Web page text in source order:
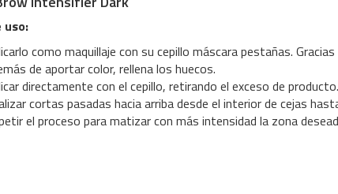
uso:
como maquillaje con su cepillo máscara pestañas.
de aportar color, rellena los huecos.
directamente con el cepillo, retirando el exceso de producto.
cortas pasadas hacia arriba desde el interior de cejas
el proceso para matizar con más intensidad la zona